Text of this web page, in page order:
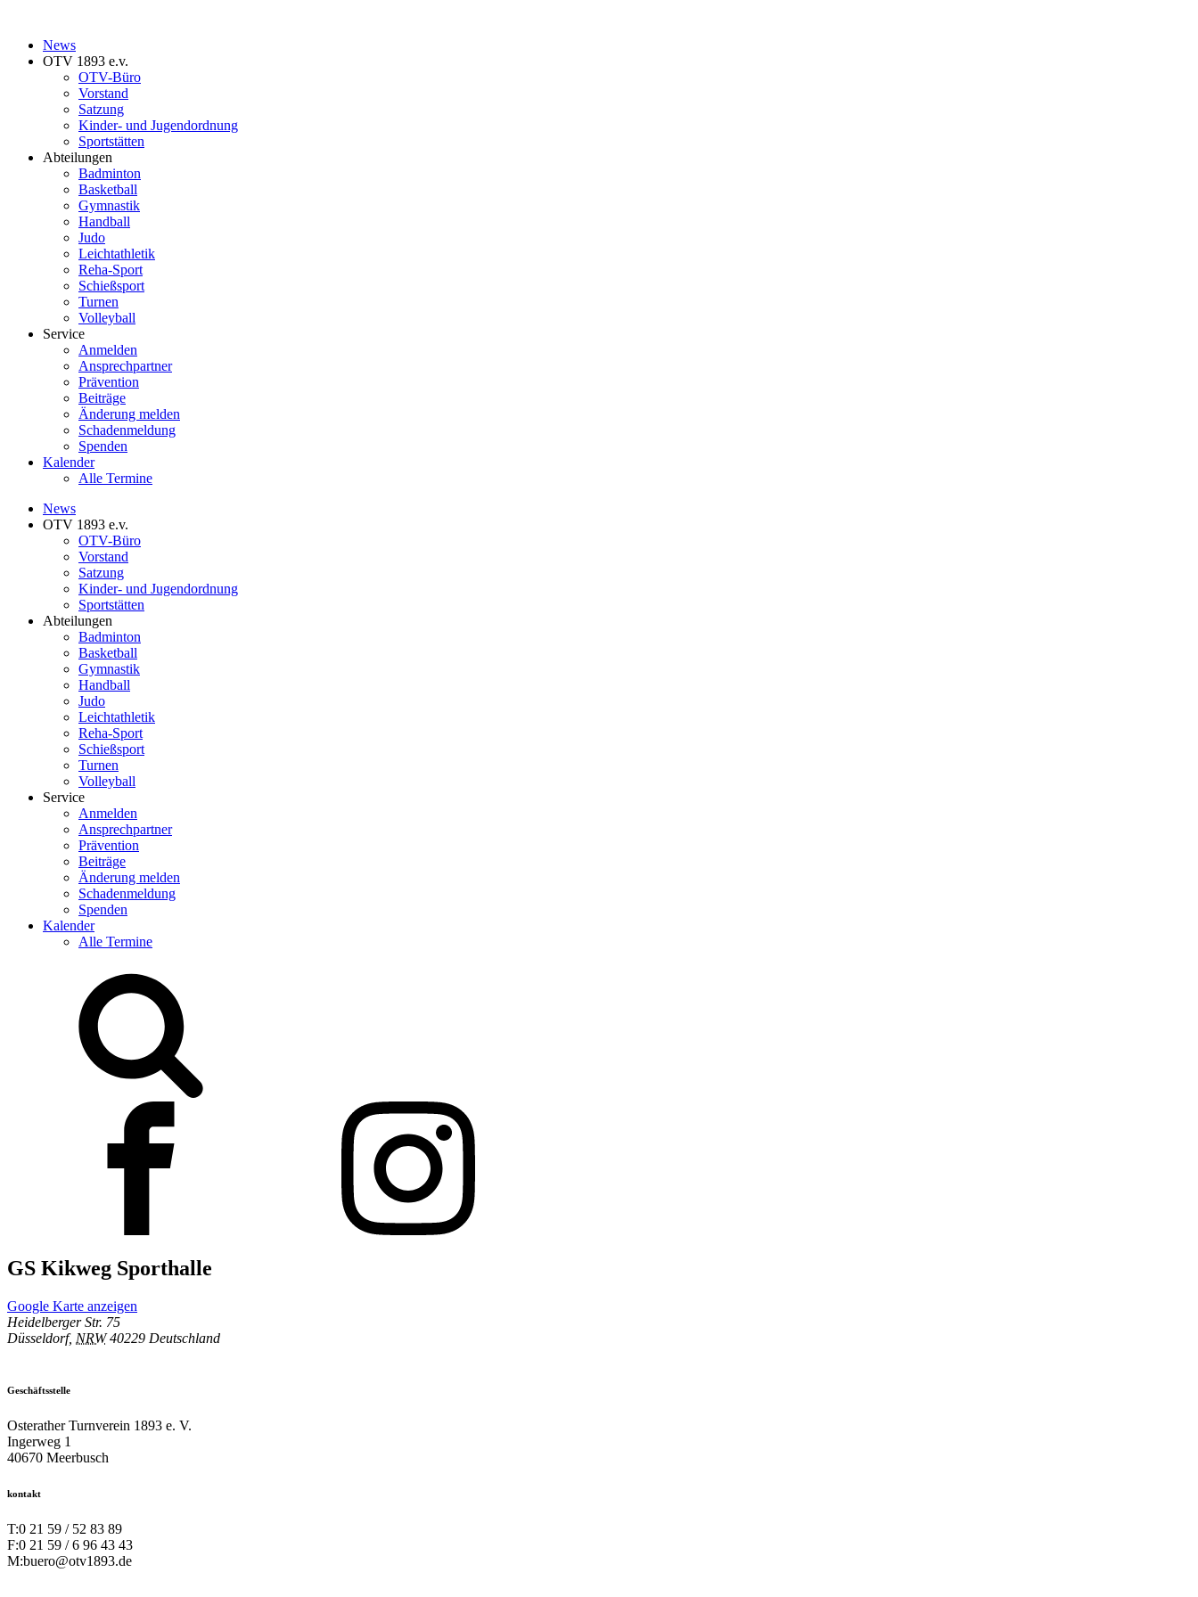
News
OTV 1893 e.v.
OTV-Büro
Vorstand
Satzung
Kinder- und Jugendordnung
Sportstätten
Abteilungen
Badminton
Basketball
Gymnastik
Handball
Judo
Leichtathletik
Reha-Sport
Schießsport
Turnen
Volleyball
Service
Anmelden
Ansprechpartner
Prävention
Beiträge
Änderung melden
Schadenmeldung
Spenden
Kalender
Alle Termine
News
OTV 1893 e.v.
OTV-Büro
Vorstand
Satzung
Kinder- und Jugendordnung
Sportstätten
Abteilungen
Badminton
Basketball
Gymnastik
Handball
Judo
Leichtathletik
Reha-Sport
Schießsport
Turnen
Volleyball
Service
Anmelden
Ansprechpartner
Prävention
Beiträge
Änderung melden
Schadenmeldung
Spenden
Kalender
Alle Termine
GS Kikweg Sporthalle
Google Karte anzeigen
Heidelberger Str. 75
Düsseldorf, NRW 40229 Deutschland
Geschäftsstelle
Osterather Turnverein 1893 e. V.
Ingerweg 1
40670 Meerbusch
kontakt
T:0 21 59 / 52 83 89
F:0 21 59 / 6 96 43 43
M:buero@otv1893.de